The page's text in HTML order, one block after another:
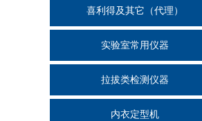
喜利得及其它（代理）
实验室常用仪器
拉拔类检测仪器
内衣定型机